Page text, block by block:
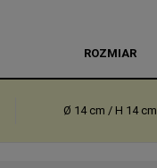
ROZMIAR
Ø 14 cm / H 14 cm